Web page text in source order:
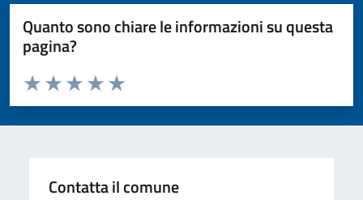
Quanto sono chiare le informazioni su questa
pagina?
Valuta da 1 a 5 stelle la pagina
Valuta 5 stelle su 5
Valuta 4 stelle su 5
Valuta 3 stelle su 5
Valuta 2 stelle su 5
Valuta 1 stelle su 5
Contatta il comune